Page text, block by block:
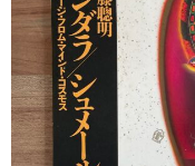
取り置きなどについて
Categories
New Arrivals
新譜